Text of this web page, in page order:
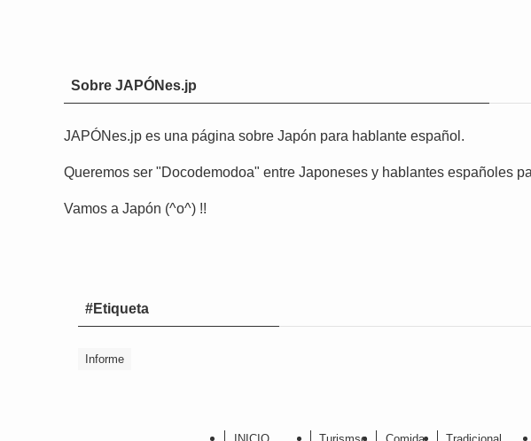
Sobre JAPÓNes.jp
JAPÓNes.jp es una página sobre Japón para hablante español.
Queremos ser "Docodemodoa" entre Japoneses y hablantes españoles
Vamos a Japón (^o^) !!
#Etiqueta
Informe